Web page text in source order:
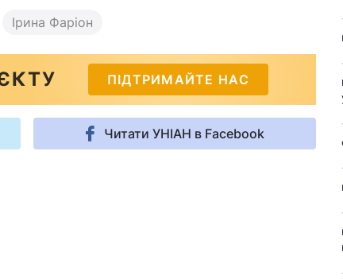
Ірина Фаріон
ПІДТРИМАЙТЕ НАС
Читати УНІАН в Facebook